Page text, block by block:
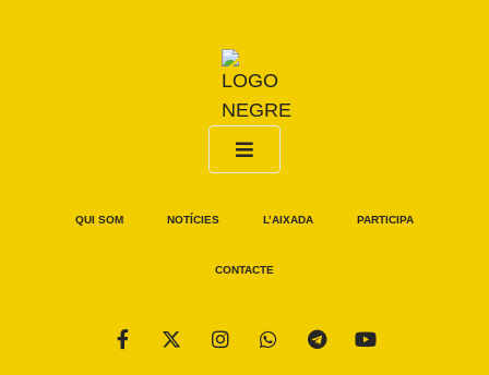
QUI SOM NOTÍCIES L’AIXADA PARTICIPA
CONTACTE